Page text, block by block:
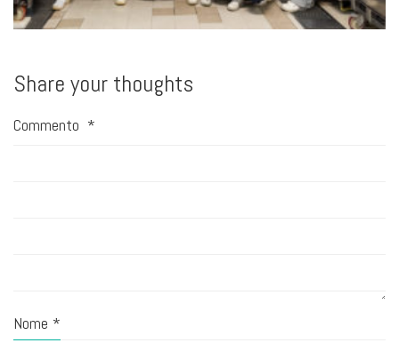
Share your thoughts
Commento *
Nome *